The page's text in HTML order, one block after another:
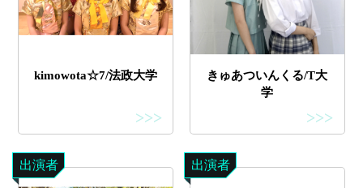
kimowota☆7/法政大学
>>>
きゅあついんくる/T大
学
>>>
出演者 出演者